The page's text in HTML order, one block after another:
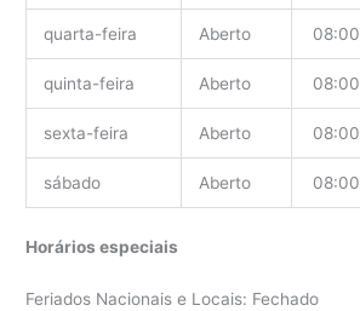
quarta-feira Aberto 08:00
quinta-feira Aberto 08:00
sexta-feira Aberto 08:00
sábado Aberto 08:00
Horários especiais
Feriados Nacionais e Locais: Fechado